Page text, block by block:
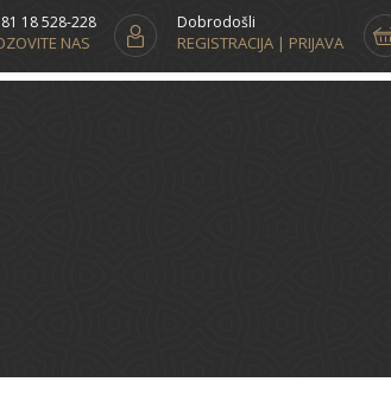
18 528-228
NAS
Dobrodošli
REGISTRACIJA | PRIJAVA